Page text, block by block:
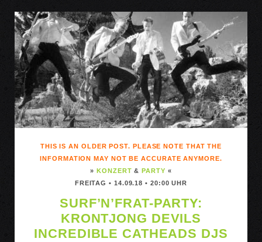
THIS IS AN OLDER POST. PLEASE NOTE THAT THE
INFORMATION MAY NOT BE ACCURATE ANYMORE.
» KONZERT & PARTY «
FREITAG • 14.09.18 • 20:00 UHR
SURF’N’FRAT-PARTY:
KRONTJONG DEVILS
INCREDIBLE CATHEADS DJS